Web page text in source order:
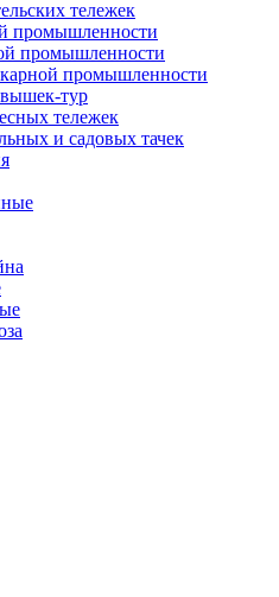
тележек
промышленности
промышленности
промышленности
тур
тележек
и садовых тачек